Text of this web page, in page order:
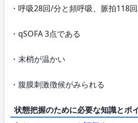
・呼吸28回/分と頻呼吸、脈拍118
・qSOFA 3点である
・末梢が温かい
・腹膜刺激徴候がみられる
状態把握のために必要な知識とポ